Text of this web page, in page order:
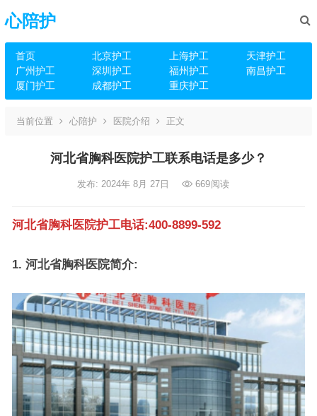
心陪护
首页 北京护工 上海护工
天津护工
广州护工
深圳护工 福州护工
南昌护工
厦门护工
成都护工 重庆护工
当前位置 心陪护 医院介绍 正文
河北省胸科医院护工联系电话是多少？
发布: 2024年 8月 27日 669阅读
河北省胸科医院护工电话:400-8899-592
1. 河北省胸科医院简介: